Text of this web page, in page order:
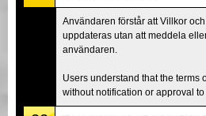
Användaren förstår att Villkor
uppdateras utan att meddela
användaren.
Users understand that the terms
without notification or approval to